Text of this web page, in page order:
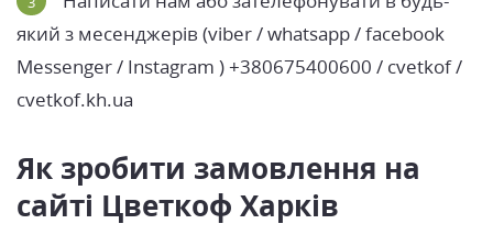
який з месенджерів (viber / whatsapp / facebook
Messenger / Instagram ) +380675400600 / cvetkof /
cvetkof.kh.ua
Як зробити замовлення на
сайті Цветкоф Харків